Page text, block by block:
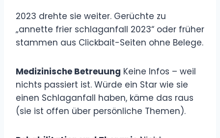
2023 drehte sie weiter. Gerüchte zu
„annette frier schlaganfall 2023“ oder früher
stammen aus Clickbait-Seiten ohne Belege.
Medizinische Betreuung Keine Infos – weil
nichts passiert ist. Würde ein Star wie sie
einen Schlaganfall haben, käme das raus
(sie ist offen über persönliche Themen).